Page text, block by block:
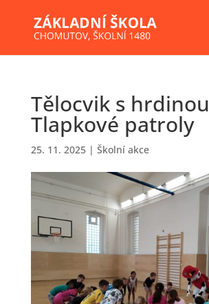
Tělocvik s hrdinou
Tlapkové patroly
25. 11. 2025| Školní akce